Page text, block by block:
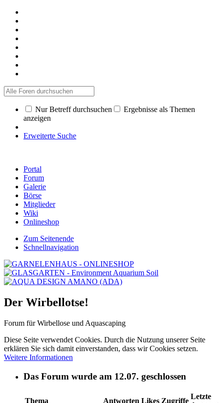
Nur Betreff durchsuchen
Ergebnisse als Themen
anzeigen
Erweiterte Suche
Portal
Forum
Galerie
Börse
Mitglieder
Wiki
Onlineshop
Zum Seitenende
Schnellnavigation
Der Wirbellotse!
Forum für Wirbellose und Aquascaping
Diese Seite verwendet Cookies. Durch die Nutzung unserer Seite
erklären Sie sich damit einverstanden, dass wir Cookies setzen.
Weitere Informationen
Das Forum wurde am 12.07. geschlossen
Thema Antworten Likes Zugriffe
Letzte